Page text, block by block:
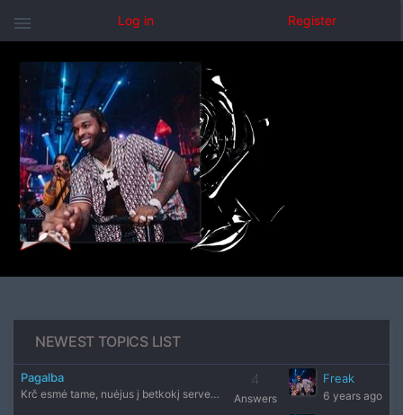
menu Log in Register
NEWEST TOPICS LIST
Pagalba
Krč esmė tame, nuėjus į betkokį serverį su fullscreen nustat
4
Answers
Freak
6 years ago